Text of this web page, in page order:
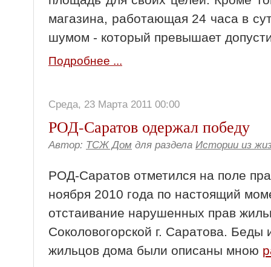
магазина, работающая 24 часа в
шумом - который превышает
Подробнее ...
Среда, 23 Марта 2011 00:00
РОД-Саратов одержал победу
Автор: ТСЖ Дом для раздела Истории из
РОД-Саратов отметился на поле
ноября 2010 года по настоящий
отстаивание нарушенных прав
Соколовогорской г. Саратова.
жильцов дома были описаны мною